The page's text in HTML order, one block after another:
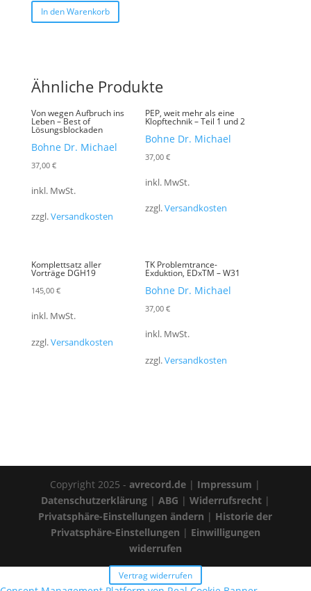
In den Warenkorb
Ähnliche Produkte
Von wegen Aufbruch ins
Leben – Best of
Lösungsblockaden
Bohne Dr. Michael
37,00 €
inkl. MwSt.
zzgl.Versandkosten
PEP, weit mehr als eine
Klopftechnik – Teil 1 und 2
Bohne Dr. Michael
37,00 €
inkl. MwSt.
zzgl.Versandkosten
Komplettsatz aller
Vorträge DGH19
145,00 €
inkl. MwSt.
zzgl.Versandkosten
TK Problemtrance-
Exduktion, EDxTM – W31
Bohne Dr. Michael
37,00 €
inkl. MwSt.
zzgl.Versandkosten
Copyright 2025 -avrecord.de | Impressum |
Datenschutzerklärung| ABG | Widerrufsrecht|
Privatsphäre-Einstellungen ändern | Historie der
Privatsphäre-Einstellungen | Einwilligungen
widerrufen
Vertrag widerrufen